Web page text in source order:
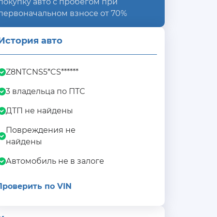
взносе от 70%
авто
Z8NTCNS5*CS******
3 владельца по ПТС
ДТП не найдены
Повреждения не
найдены
Автомобиль не в залоге
по VIN